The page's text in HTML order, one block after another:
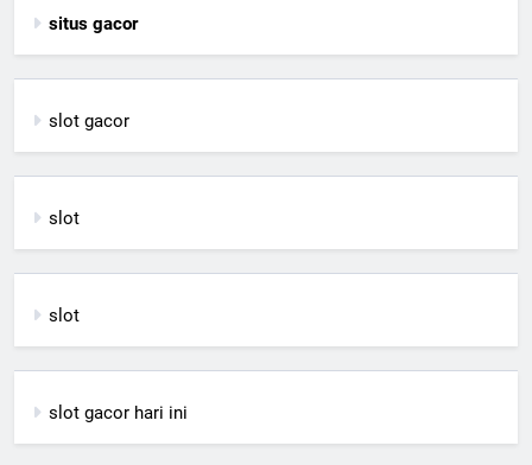
situs gacor
slot gacor
slot
slot
slot gacor hari ini